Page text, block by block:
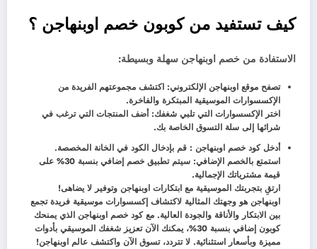
كيف تستفيد من كوبون خصم اوبنهاجن ؟
الاستفادة من خصم اوبنهاجن سهلة وبسيطة:
تصفح موقع اوبنهاجن الإلكتروني: اكتشف مجموعتهم الفريدة من
الإكسسوارات الموسيقية المبتكرة والفاخرة.
اختر الإكسسوارات التي تلبي شغفك: أضف المنتجات التي ترغب في
شرائها إلى سلة التسوق الخاصة بك.
أدخل كود خصم اوبنهاجن : قم بإدخال الكود في الخانة المخصصة.
استمتع بالخصم الإضافي: سيتم تطبيق خصم إضافي بنسبة 30% على
قيمة مشترياتك الإجمالية.
ارتقِ بتجربتك الموسيقية مع ابتكارات اوبنهاجن وتوفير لا يضاهى!
اوبنهاجن هو وجهتك المثالية لاكتشاف إكسسوارات موسيقية فريدة تجمع
بين الابتكار والأناقة والجودة العالية. مع كود خصم اوبنهاجن الذي يمنحك
كوبون إضافي بنسبة 30%، يمكنك الآن تعزيز شغفك الموسيقي بأدوات
مميزة وبأسعار استثنائية. لا تتردد، تسوق الآن واكتشف عالم اوبنهاجن!